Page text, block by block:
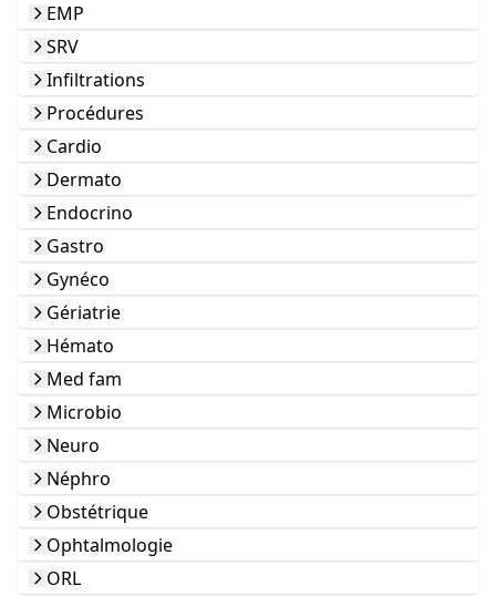
EMP
SRV
Infiltrations
Procédures
Cardio
Dermato
Endocrino
Gastro
Gynéco
Gériatrie
Hémato
Med fam
Microbio
Neuro
Néphro
Obstétrique
Ophtalmologie
ORL